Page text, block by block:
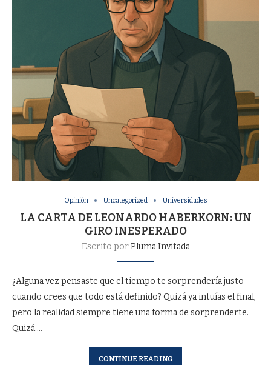
Opinión Uncategorized Universidades
LA CARTA DE LEONARDO HABERKORN: UN
GIRO INESPERADO
Escrito porPluma Invitada
¿Alguna vez pensaste que el tiempo te sorprendería justo
cuando crees que todo está definido? Quizá ya intuías el final,
pero la realidad siempre tiene una forma de sorprenderte.
Quizá …
CONTINUE READING